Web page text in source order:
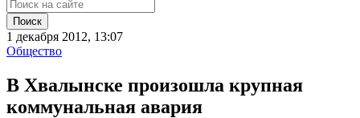
Поиск
1 декабря 2012, 13:07
Общество
В Хвалынске произошла крупная
коммунальная авария